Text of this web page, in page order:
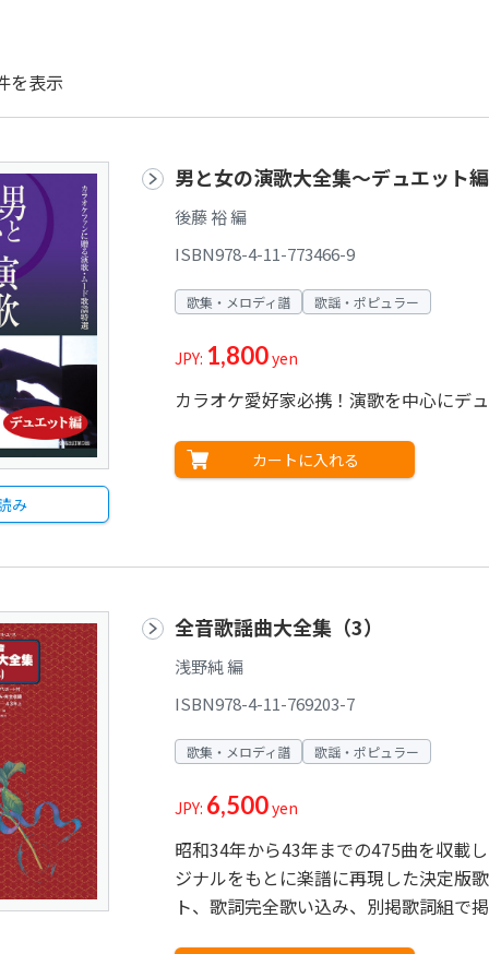
表示
み
男と女の演歌大全集～デュエッ
後藤 裕 編
ISBN978-4-11-773466-9
歌集・メロディ譜 歌謡・ポピュラー
JPY: 1,800yen
カラオケ愛好家必携！演歌を中心にデ
カートに入れる
全音歌謡曲大全集（3）
浅野純 編
ISBN978-4-11-769203-7
歌集・メロディ譜 歌謡・ポピュラー
JPY: 6,500yen
昭和34年から43年までの475曲を収載
ジナルをもとに楽譜に再現した決定版
ト、歌詞完全歌い込み、別掲歌詞組で掲